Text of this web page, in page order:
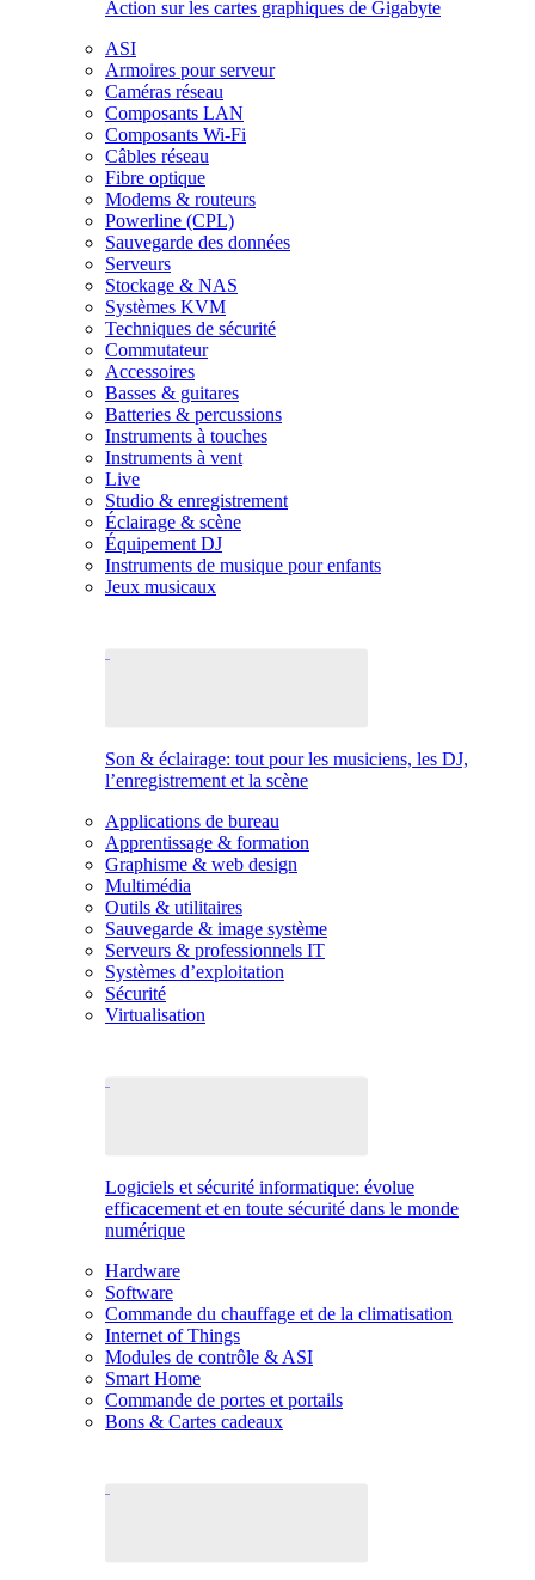
Action sur les cartes graphiques de Gigabyte
ASI
Armoires pour serveur
Caméras réseau
Composants LAN
Composants Wi-Fi
Câbles réseau
Fibre optique
Modems & routeurs
Powerline (CPL)
Sauvegarde des données
Serveurs
Stockage & NAS
Systèmes KVM
Techniques de sécurité
Commutateur
Accessoires
Basses & guitares
Batteries & percussions
Instruments à touches
Instruments à vent
Live
Studio & enregistrement
Éclairage & scène
Équipement DJ
Instruments de musique pour enfants
Jeux musicaux
Son & éclairage: tout pour les musiciens, les DJ,
l’enregistrement et la scène
Applications de bureau
Apprentissage & formation
Graphisme & web design
Multimédia
Outils & utilitaires
Sauvegarde & image système
Serveurs & professionnels IT
Systèmes d’exploitation
Sécurité
Virtualisation
Logiciels et sécurité informatique: évolue
efficacement et en toute sécurité dans le monde
numérique
Hardware
Software
Commande du chauffage et de la climatisation
Internet of Things
Modules de contrôle & ASI
Smart Home
Commande de portes et portails
Bons & Cartes cadeaux